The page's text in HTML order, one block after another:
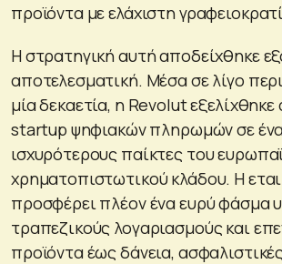
προϊόντα με ελάχιστη
Η στρατηγική αυτή αποδείχθηκε
αποτελεσματική. Μέσα σε λίγο
μία δεκαετία, η Revolut
startup ψηφιακών πληρωμών σε
ισχυρότερους παίκτες του
χρηματοπιστωτικού κλάδου. Η
προσφέρει πλέον ένα ευρύ φάσμα
τραπεζικούς λογαριασμούς και
προϊόντα έως δάνεια,